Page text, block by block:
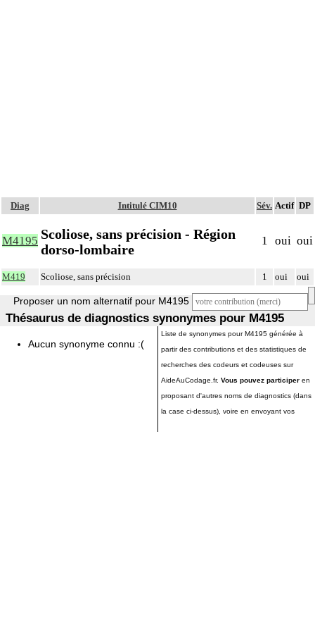
Diag Intitulé CIM10 Sév. Actif DP
M4195 Scoliose, sans précision - Région
dorso-lombaire
1 oui oui
M419 Scoliose, sans précision 1 oui oui
Proposer un nom alternatif pour M4195
Thésaurus de diagnostics synonymes pour M4195
Aucun synonyme connu :(
Liste de synonymes pour M4195 générée à
partir des contributions et des statistiques de
recherches des codeurs et codeuses sur
AideAuCodage.fr. Vous pouvez participer en
proposant d'autres noms de diagnostics (dans
la case ci-dessus), voire en envoyant vos